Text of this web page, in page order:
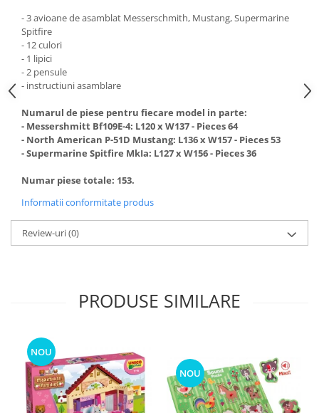
- 3 avioane de asamblat Messerschmith, Mustang, Supermarine
Spitfire
- 12 culori
- 1 lipici
- 2 pensule
- instructiuni asamblare
Numarul de piese pentru fiecare model in parte:
- Messershmitt Bf109E-4: L120 x W137 - Pieces 64
- North American P-51D Mustang: L136 x W157 - Pieces 53
- Supermarine Spitfire MkIa: L127 x W156 - Pieces 36
Numar piese totale: 153.
Informatii conformitate produs
Review-uri(0)
PRODUSE SIMILARE
NOU
NOU